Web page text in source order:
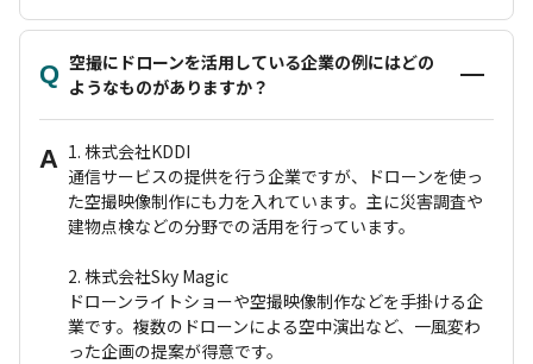
Q 空撮にドローンを活用している企業の例にはどの
ようなものがありますか？
A 1. 株式会社KDDI
通信サービスの提供を行う企業ですが、ドローンを使っ
た空撮映像制作にも力を入れています。主に災害調査や
建物点検などの分野での活用を行っています。
2. 株式会社Sky Magic
ドローンライトショーや空撮映像制作などを手掛ける企
業です。複数のドローンによる空中演出など、一風変わ
った企画の提案が得意です。